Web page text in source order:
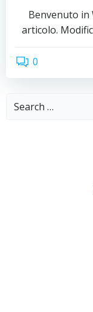
Benvenuto in
articolo.
0
Search